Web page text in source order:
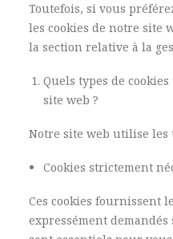
Toutefois, si vous
les cookies de notre site
la section relative à la
Quels types de
site web ?
Notre site web utilise les
Cookies strictement
Ces cookies fournissent
expressément